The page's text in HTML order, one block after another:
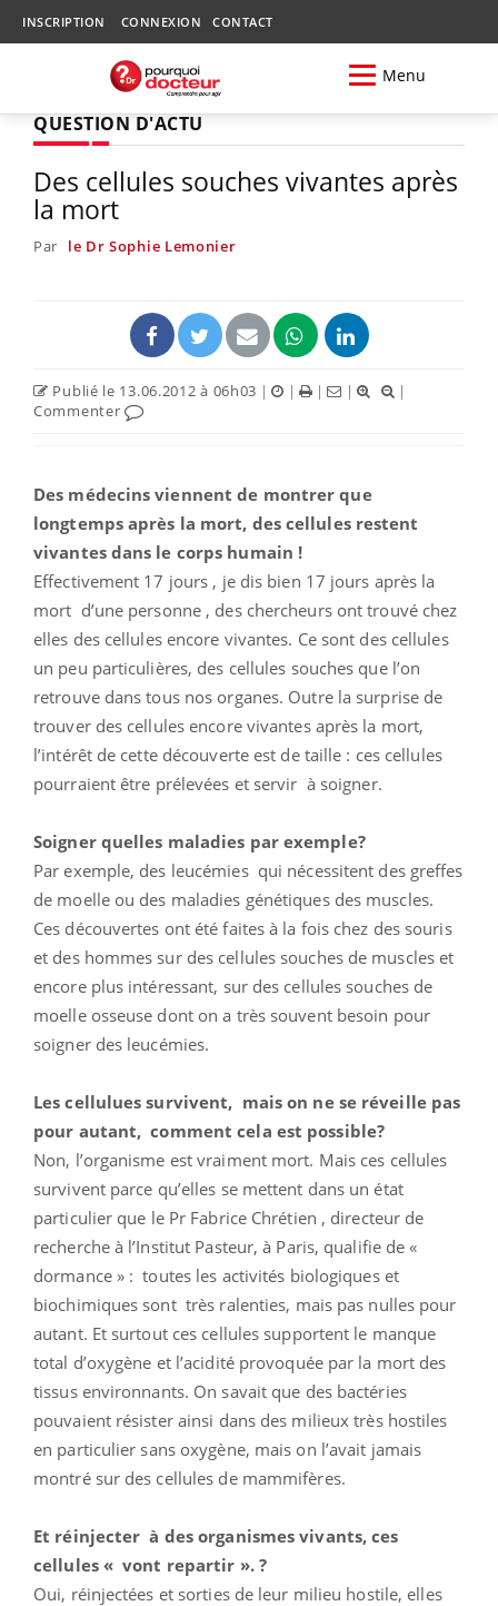
INSCRIPTION CONNEXION CONTACT
Menu
QUESTION D'ACTU
Des cellules souches vivantes après
la mort
Par le Dr Sophie Lemonier
Publié le 13.06.2012 à 06h03 | | | |
|
Commenter
Des médecins viennent de montrer que
longtemps après la mort, des cellules restent
vivantes dans le corps humain !
Effectivement 17 jours , je dis bien 17 jours après la
mort d’une personne , des chercheurs ont trouvé chez
elles des cellules encore vivantes. Ce sont des cellules
un peu particulières, des cellules souches que l’on
retrouve dans tous nos organes. Outre la surprise de
trouver des cellules encore vivantes après la mort,
l’intérêt de cette découverte est de taille : ces cellules
pourraient être prélevées et servir à soigner.
Soigner quelles maladies par exemple?
Par exemple, des leucémies qui nécessitent des greffes
de moelle ou des maladies génétiques des muscles.
Ces découvertes ont été faites à la fois chez des souris
et des hommes sur des cellules souches de muscles et
encore plus intéressant, sur des cellules souches de
moelle osseuse dont on a très souvent besoin pour
soigner des leucémies.
Les cellulues survivent, mais on ne se réveille pas
pour autant, comment cela est possible?
Non, l’organisme est vraiment mort. Mais ces cellules
survivent parce qu’elles se mettent dans un état
particulier que le Pr Fabrice Chrétien , directeur de
recherche à l’Institut Pasteur, à Paris, qualifie de «
dormance » : toutes les activités biologiques et
biochimiques sont très ralenties, mais pas nulles pour
autant. Et surtout ces cellules supportent le manque
total d’oxygène et l’acidité provoquée par la mort des
tissus environnants. On savait que des bactéries
pouvaient résister ainsi dans des milieux très hostiles
en particulier sans oxygène, mais on l’avait jamais
montré sur des cellules de mammifères.
Et réinjecter à des organismes vivants, ces
cellules « vont repartir ». ?
Oui, réinjectées et sorties de leur milieu hostile, elles